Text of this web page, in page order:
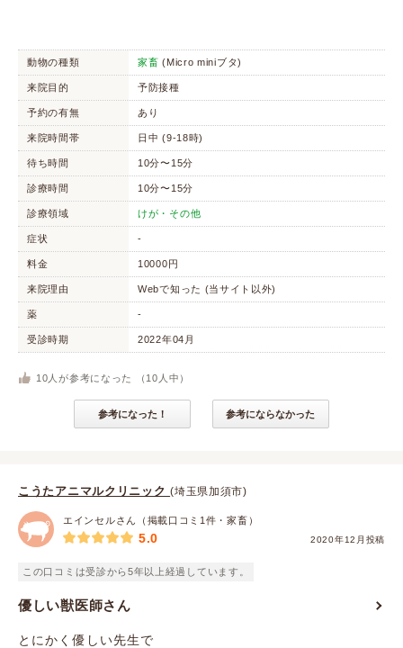
動物の種類 家畜 (Micro miniブタ)
来院目的 予防接種
予約の有無 あり
来院時間帯 日中 (9-18時)
待ち時間 10分〜15分
診療時間 10分〜15分
診療領域 けが・その他
症状 -
料金 10000円
来院理由 Webで知った (当サイト以外)
薬 -
受診時期 2022年04月
10 人が参考になった （ 10 人中）
参考になった！ 参考にならなかった
こうたアニマルクリニック(埼玉県加須市)
エインセルさん（掲載口コミ1件・家畜）
2020年12月投稿
5.0
この口コミは受診から5年以上経過しています。
優しい獣医師さん
とにかく優しい先生で